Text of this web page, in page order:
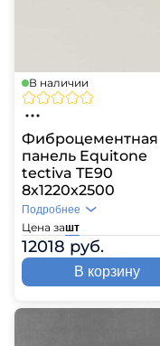
В наличии
Фиброцементная
панель Equitone
tectiva TE90
8х1220х2500
Цена зашт
12018 руб.
Подробнее
В корзину